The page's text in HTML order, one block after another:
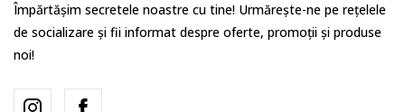
Împărtășim secretele noastre cu tine! Urmărește-ne pe rețelele
de socializare și fii informat despre oferte, promoții și produse
noi!